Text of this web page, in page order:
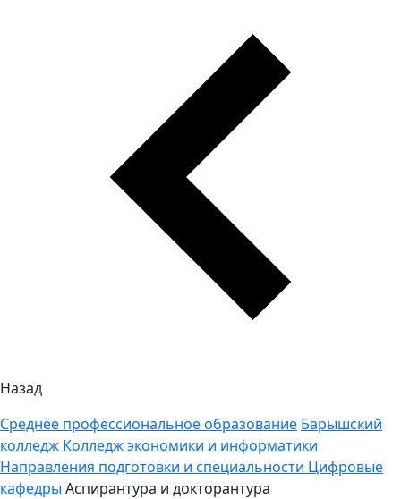
Назад
Среднее профессиональное образование Барышский
колледж Колледж экономики и информатики
Направления подготовки и специальности Цифровые
кафедры Аспирантура и докторантура